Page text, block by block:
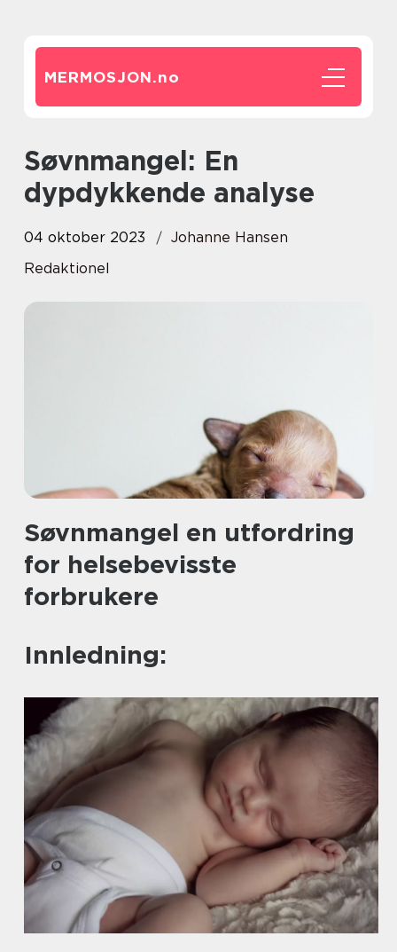
MERMOSJON.no
Søvnmangel: En
dypdykkende analyse
04 oktober 2023
Johanne Hansen
Redaktionel
Søvnmangel en utfordring
for helsebevisste
forbrukere
Innledning: